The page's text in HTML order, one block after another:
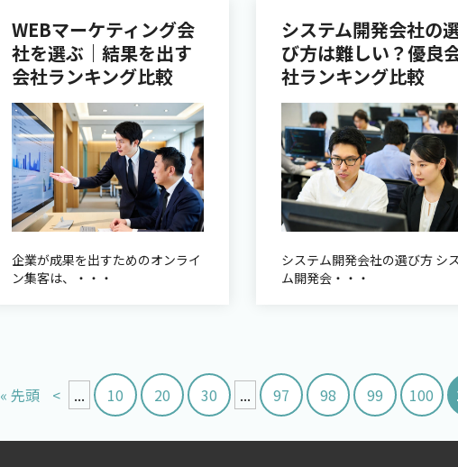
WEBマーケティング会
社を選ぶ｜結果を出す
会社ランキング比較
企業が成果を出すためのオンライ
ン集客は、・・・
システム開発会社の
び方は難しい？優良
社ランキング比較
システム開発会社の選び方 シ
ム開発会・・・
« 先頭 < ... 10 20 30 ... 97 98 99 100